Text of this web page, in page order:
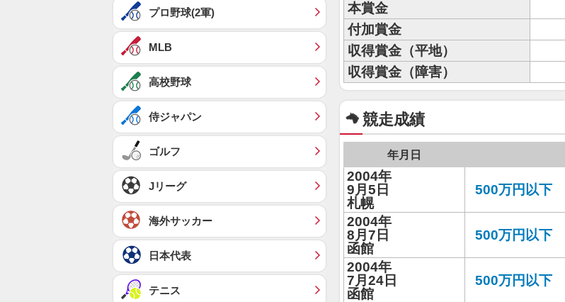
本賞金
付加賞金
収得賞金（平地）
収得賞金（障害）
競走成績
年月日
2004年
9月5日
札幌
500万円以下
2004年
8月7日
函館
500万円以下
2004年
7月24日
函館
500万円以下
プロ野球(2軍)
MLB
高校野球
侍ジャパン
ゴルフ
Jリーグ
海外サッカー
日本代表
テニス